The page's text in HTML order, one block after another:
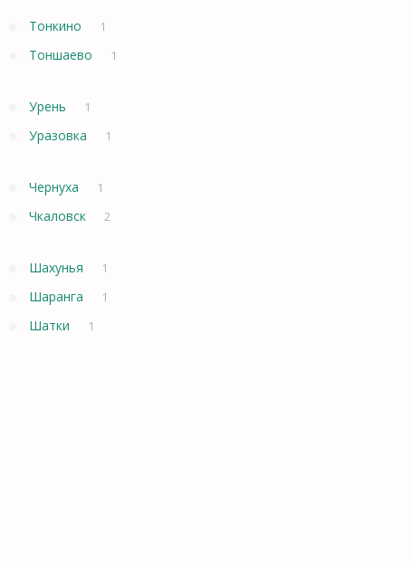
Тонкино 1
Тоншаево 1
Урень 1
Уразовка 1
Чернуха 1
Чкаловск 2
Шахунья 1
Шаранга 1
Шатки 1